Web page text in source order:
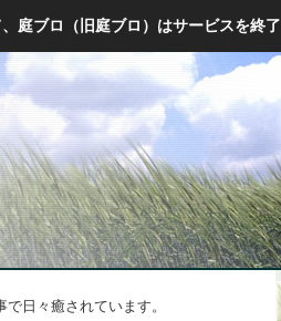
庭ブロ（旧庭ブロ）はサービスを終了
日々癒されています。